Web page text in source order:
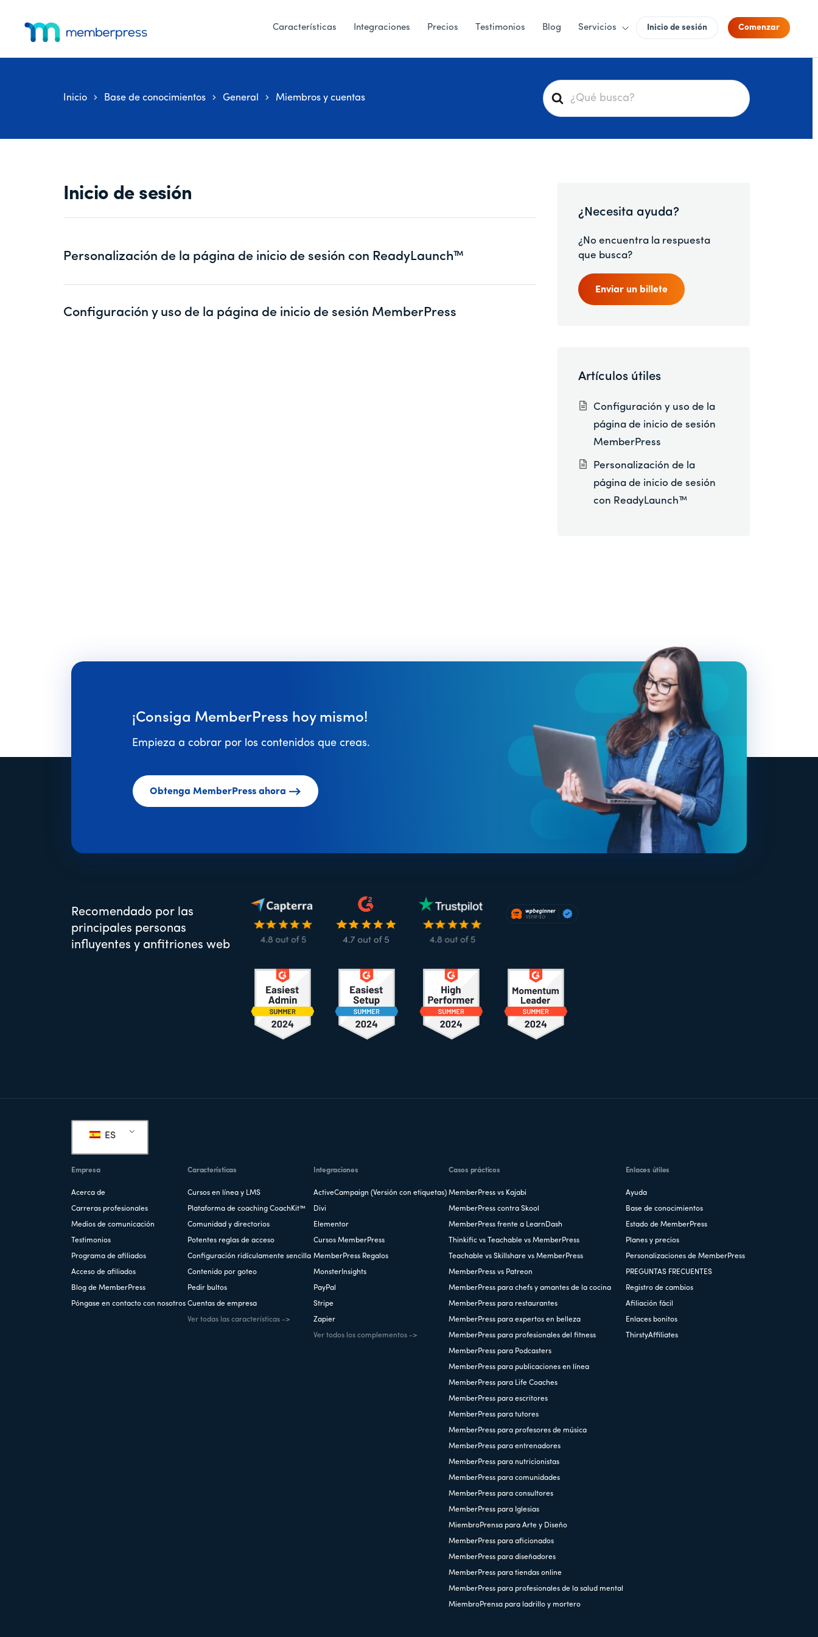
contenido
adicional
afiliación
Características Integraciones Precios Testimonios Blog Servicios Inicio de sesión Comenzar
B
u
Inicio Base de conocimientos General Miembros y cuentas
Inicio de sesión
Personalización de la página de inicio de sesión con ReadyLaunch™
Configuración y uso de la página de inicio de sesión MemberPress
¿Necesita ayuda?
¿No encuentra la respuesta
que busca?
Enviar un billete
Artículos útiles
Configuración y uso de la
página de inicio de sesión
MemberPress
Personalización de la
página de inicio de sesión
con ReadyLaunch™
¡Consiga MemberPress hoy mismo!
Empieza a cobrar por los contenidos que creas.
Obtenga MemberPress ahora
Recomendado por las
principales personas
influyentes y anfitriones web
ES
Empresa
Acerca de
Carreras profesionales
Medios de comunicación
Testimonios
Programa de afiliados
Acceso de afiliados
Blog de MemberPress
Póngase en contacto con nosotros
Características
Cursos en línea y LMS
Plataforma de coaching CoachKit™
Comunidad y directorios
Potentes reglas de acceso
Configuración ridículamente sencilla
Contenido por goteo
Pedir bultos
Cuentas de empresa
Ver todas las características ->
Integraciones
ActiveCampaign (Versión con etiquetas)
Divi
Elementor
Cursos MemberPress
MemberPress Regalos
MonsterInsights
PayPal
Stripe
Zapier
Ver todos los complementos ->
Casos prácticos
MemberPress vs Kajabi
MemberPress contra Skool
MemberPress frente a LearnDash
Thinkific vs Teachable vs MemberPress
Teachable vs Skillshare vs MemberPress
MemberPress vs Patreon
MemberPress para chefs y amantes de la cocina
MemberPress para restaurantes
MemberPress para expertos en belleza
MemberPress para profesionales del fitness
MemberPress para Podcasters
MemberPress para publicaciones en línea
MemberPress para Life Coaches
MemberPress para escritores
MemberPress para tutores
MemberPress para profesores de música
MemberPress para entrenadores
MemberPress para nutricionistas
MemberPress para comunidades
MemberPress para consultores
MemberPress para Iglesias
MiembroPrensa para Arte y Diseño
MemberPress para aficionados
MemberPress para diseñadores
MemberPress para tiendas online
MemberPress para profesionales de la salud mental
MiembroPrensa para ladrillo y mortero
Enlaces útiles
Ayuda
Base de conocimientos
Estado de MemberPress
Planes y precios
Personalizaciones de MemberPress
PREGUNTAS FRECUENTES
Registro de cambios
Afiliación fácil
Enlaces bonitos
ThirstyAffiliates